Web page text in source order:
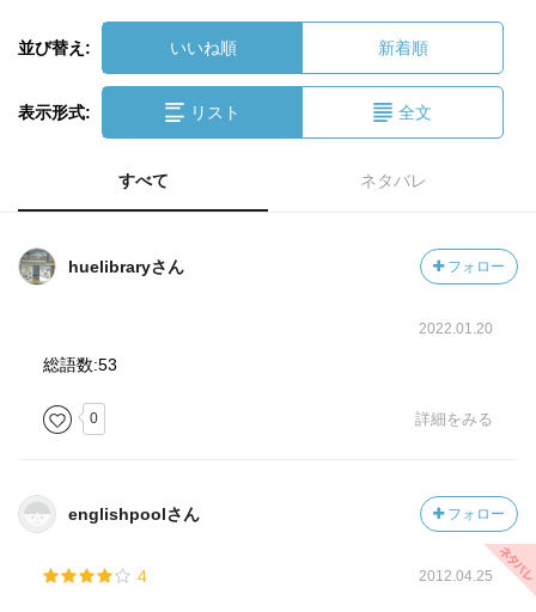
並び替え: いいね順 新着順
表示形式: リスト 全文
すべて ネタバレ
huelibraryさん フォロー
2022.01.20
総語数:53
0 詳細をみる
englishpoolさん フォロー
4 2012.04.25